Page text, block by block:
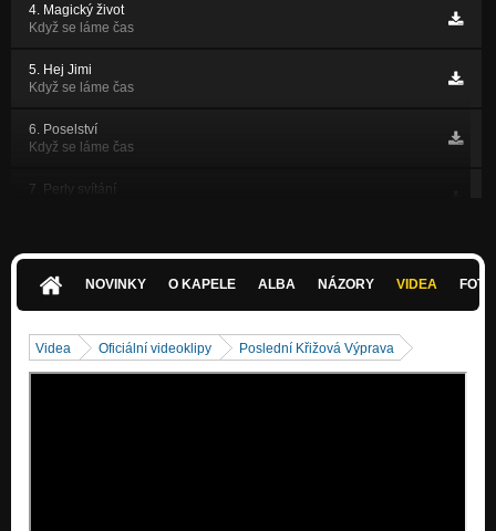
4. Magický život
Když se láme čas
5. Hej Jimi
Když se láme čas
6. Poselství
Když se láme čas
7. Perly svítání
9. Bouří propluješ
10. Osudová
NOVINKY O KAPELE ALBA NÁZORY VIDEA
Videa Oficiální videoklipy Poslední Křižová Výprava